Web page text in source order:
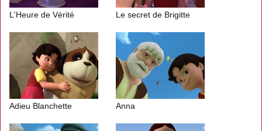
L'Heure de Vérité Le secret de Brigitte
Adieu Blanchette Anna